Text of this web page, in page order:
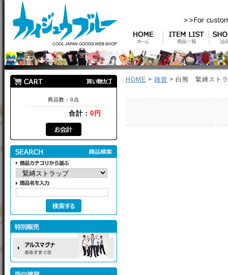
商品数：0点
合計： 0円
HOME > 雑貨 > 白熊 緊縛スト